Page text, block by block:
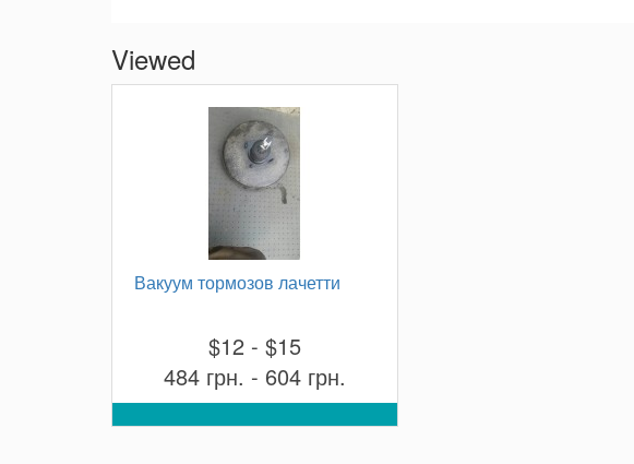
Viewed
Вакуум тормозов лачетти
$12 - $15
484 грн. - 604 грн.